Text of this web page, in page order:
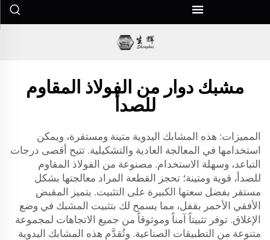
مشبك دوار من الفولاذ المقاوم
للصدأ
المميزات: هذه المشابك اليدوية متينة ومستقرة، ويمكن
استخدامها في المعالجة العادية والتشكيلية. تتيح أقصى درجات
التباعد، وسهلة الاستخدام. مصنوعة من الفولاذ المقاوم
للصدأ، قوية ومتينة؛ تحجز القطعة المراد معالجتها بشكل
مستقر بفضل سعتها الكبيرة على التثبيت. يتميز المقبض
الأفقي الأحمر بقفل، مما يسمح لك بتثبيت المشبك في وضع
الإغلاق. توفر تثبيتاً آمناً وموثوقاً من جميع الاتجاهات لمجموعة
متنوعة من التطبيقات الصناعية. وتُقدَّم هذه المشابك اليدوية